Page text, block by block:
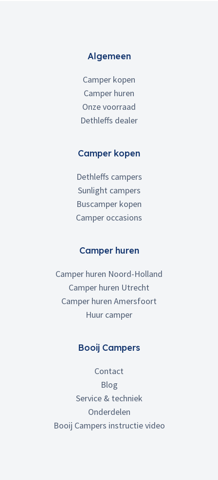
Algemeen
Camper kopen
Camper huren
Onze voorraad
Dethleffs dealer
Camper kopen
Dethleffs campers
Sunlight campers
Buscamper kopen
Camper occasions
Camper huren
Camper huren Noord-Holland
Camper huren Utrecht
Camper huren Amersfoort
Huur camper
Booij Campers
Contact
Blog
Service & techniek
Onderdelen
Booij Campers instructie video